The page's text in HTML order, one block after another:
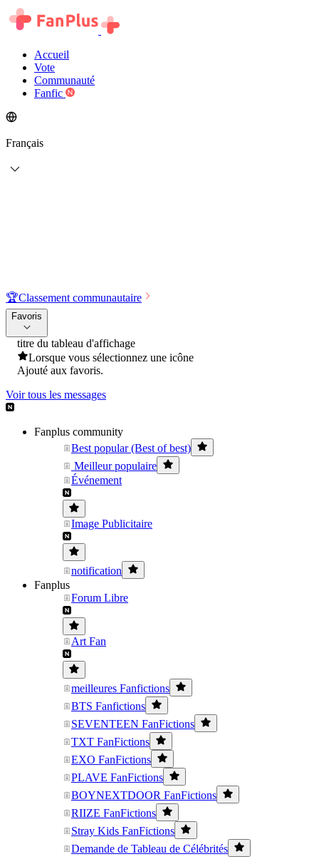
Accueil
Vote
Communauté
Fanfic
Français
🏆Classement communautaire
Favoris
titre du tableau d'affichage
Lorsque vous sélectionnez une icône
Ajouté aux favoris.
Voir tous les messages
Fanplus community
Best popular (Best of best)
Meilleur populaire
Événement
Image Publicitaire
notification
Fanplus
Forum Libre
Art Fan
meilleures Fanfictions
BTS Fanfictions
SEVENTEEN FanFictions
TXT FanFictions
EXO FanFictions
PLAVE FanFictions
BOYNEXTDOOR FanFictions
RIIZE FanFictions
Stray Kids FanFictions
Demande de Tableau de Célébrités